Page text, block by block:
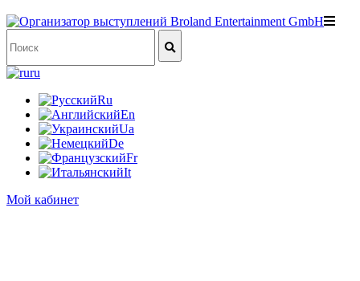
ru
Ru
En
Ua
De
Fr
It
Мой кабинет